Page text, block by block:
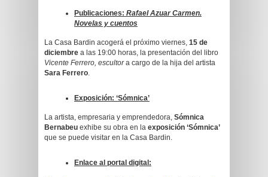
Publicaciones: Rafael Azuar Carmen.
Novelas y cuentos
La Casa Bardin acogerá el próximo viernes, 15 de
diciembre a las 19:00 horas, la presentación del libro
Vicente Ferrero, escultora cargo de la hija del artista
Sara Ferrero.
Exposición: ‘Sómnica’
La artista, empresaria y emprendedora, Sómnica
Bernabeu exhibe su obra en la exposición ‘Sómnica’
que se puede visitar en la Casa Bardin.
Enlace al portal digital: